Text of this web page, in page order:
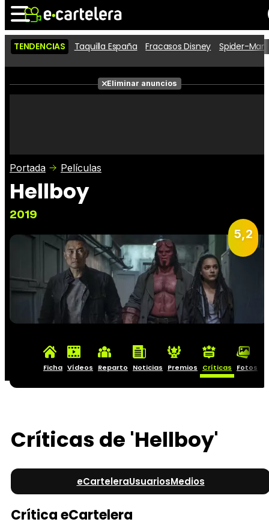
Noticias Cartelera
Películas
Críticas
TENDENCIAS Taquilla España Fracasos Disney Spider-
Eliminar anuncios
Portada Películas
Hellboy
2019
5,2
Ficha Vídeos Reparto Noticias Premios Críticas Fotos
Críticas de 'Hellboy'
eCarteleraUsuariosMedios
Crítica eCartelera